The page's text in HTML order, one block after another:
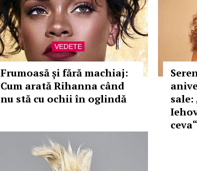
VEDETE
Frumoasă și fără machiaj:
Cum arată Rihanna când
nu stă cu ochii în oglindă
ceva“